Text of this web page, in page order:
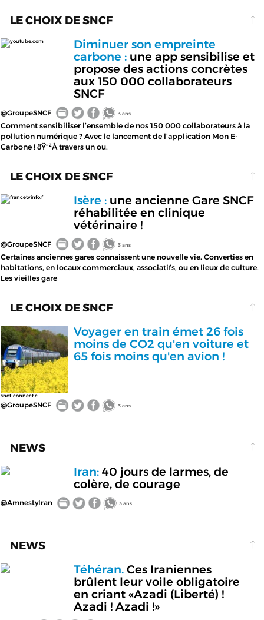
LE CHOIX DE SNCF
youtube.com
Diminuer son empreinte
carbone :une app sensibilise et
propose des actions concrètes
aux 150 000 collaborateurs
SNCF
@GroupeSNCF 3 ans
Comment sensibiliser l’ensemble de nos 150 000 collaborateurs à la
pollution numérique ? Avec le lancement de l’application Mon E-
Carbone ! ðŸ“²À travers un ou.
LE CHOIX DE SNCF
francetvinfo.f Isère :une ancienne Gare SNCF
réhabilitée en clinique
vétérinaire !
@GroupeSNCF 3 ans
Certaines anciennes gares connaissent une nouvelle vie. Converties en
habitations, en locaux commerciaux, associatifs, ou en lieux de culture.
Les vieilles gare
LE CHOIX DE SNCF
sncf-connect.c
Voyager en train émet 26 fois
moins de CO2 qu'en voiture et
65 fois moins qu'en avion !
@GroupeSNCF 3 ans
NEWS
Iran:40 jours de larmes, de
colère, de courage
@AmnestyIran 3 ans
NEWS
Téhéran.Ces Iraniennes
brûlent leur voile obligatoire
en criant «Azadi (Liberté) !
Azadi ! Azadi !»